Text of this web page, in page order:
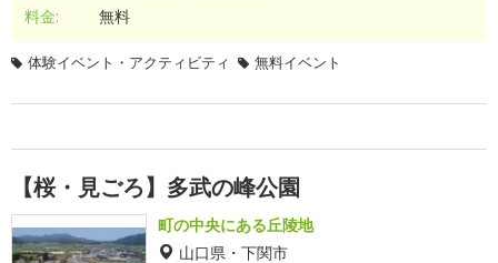
料金:
無料
体験イベント・アクティビティ 無料イベント
【桜・見ごろ】多武の峰公園
町の中央にある丘陵地
山口県・下関市